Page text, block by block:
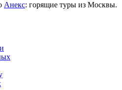
Анекс: горящие туры из Москвы.